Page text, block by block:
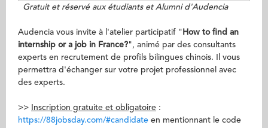
Gratuit et réservé aux étudiants et Alumni d'Audencia
Audencia vous invite à l'atelier participatif " How to find an
internship or a job in France?", animé par des consultants
experts en recrutement de profils bilingues chinois. Il vous
permettra d'échanger sur votre projet professionnel avec
des experts.
>> Inscription gratuite et obligatoire :
https://88jobsday.com/#candidate en mentionnant le code